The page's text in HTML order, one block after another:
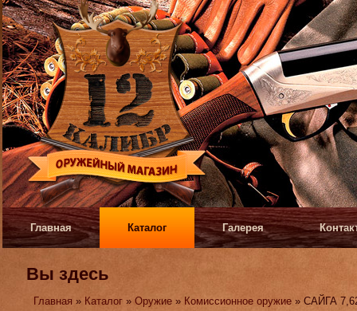
Главная Каталог Галерея
Вы здесь
Главная » Каталог »Оружие » Комиссионное оружие » САЙГА